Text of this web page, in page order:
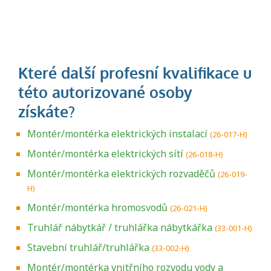
Montér/montérka elektrických instalací (26-017-H)
Montér/montérka elektrických sítí (26-018-H)
Montér/montérka elektrických rozvaděčů (26-019-
H)
Montér/montérka hromosvodů (26-021-H)
Truhlář nábytkář / truhlářka nábytkářka (33-001-H)
Stavební truhlář/truhlářka (33-002-H)
Montér/montérka vnitřního rozvodu vody a